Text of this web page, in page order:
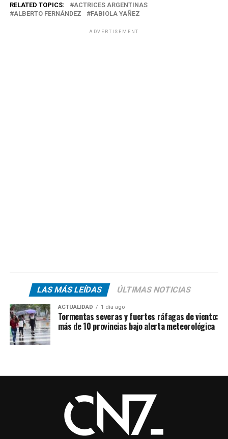
RELATED TOPICS:
ACTRICES ARGENTINAS
ALBERTO FERNÁNDEZ
FABIOLA YAÑEZ
ADVERTISEMENT
LAS MÁS LEÍDAS ÚLTIMAS NOTICIAS
ACTUALIDAD 1 día ago
Tormentas severas y fuertes ráfagas de viento:
más de 10 provincias bajo alerta meteorológica